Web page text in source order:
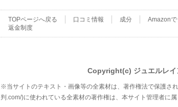
TOPページへ戻る 口コミ情報 成分 Amazon
返金制度
Copyright(c) ジュエルレ
※当サイトのテキスト・画像等の全素材は、著作権法で保護さ
判.com/)に使われている全素材の著作権は、本サイト管理者に